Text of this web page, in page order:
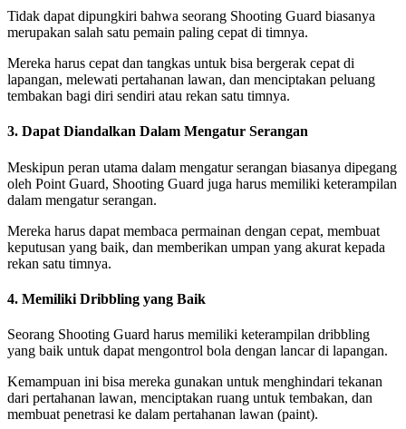
Tidak dapat dipungkiri bahwa seorang Shooting Guard biasanya
merupakan salah satu pemain paling cepat di timnya.
Mereka harus cepat dan tangkas untuk bisa bergerak cepat di
lapangan, melewati pertahanan lawan, dan menciptakan peluang
tembakan bagi diri sendiri atau rekan satu timnya.
3. Dapat Diandalkan Dalam Mengatur Serangan
Meskipun peran utama dalam mengatur serangan biasanya dipegang
oleh Point Guard, Shooting Guard juga harus memiliki keterampilan
dalam mengatur serangan.
Mereka harus dapat membaca permainan dengan cepat, membuat
keputusan yang baik, dan memberikan umpan yang akurat kepada
rekan satu timnya.
4. Memiliki Dribbling yang Baik
Seorang Shooting Guard harus memiliki keterampilan dribbling
yang baik untuk dapat mengontrol bola dengan lancar di lapangan.
Kemampuan ini bisa mereka gunakan untuk menghindari tekanan
dari pertahanan lawan, menciptakan ruang untuk tembakan, dan
membuat penetrasi ke dalam pertahanan lawan (paint).